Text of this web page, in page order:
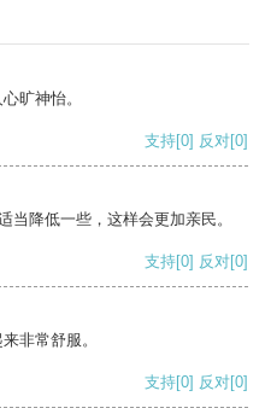
旷神怡。
支持[0] 反对[0]
当降低一些，这样会更加亲民。
支持[0] 反对[0]
非常舒服。
支持[0] 反对[0]